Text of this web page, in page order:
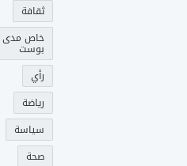
ثقافة
خاص مدى
بوست
رأي
رياضة
سياسة
صحة